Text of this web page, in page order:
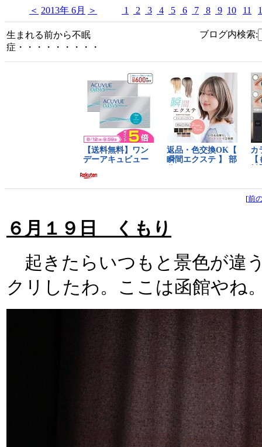
＜ 2013年 6月 ＞ 1 2 3 4 5 6 7 8 9 10 11
生まれる前から不眠
症・・・・・・・・・
ブログ内検索:
[前
６月１９日 くもり
起きたらいつもと景色が違
クリしたわ。ここは函館やね